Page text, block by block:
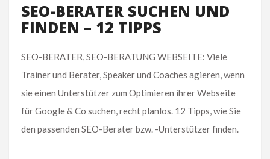
SEO-BERATER SUCHEN UND
FINDEN – 12 TIPPS
SEO-BERATER, SEO-BERATUNG WEBSEITE: Viele
Trainer und Berater, Speaker und Coaches agieren, wenn
sie einen Unterstützer zum Optimieren ihrer Webseite
für Google & Co suchen, recht planlos. 12 Tipps, wie Sie
den passenden SEO-Berater bzw. -Unterstützer finden.